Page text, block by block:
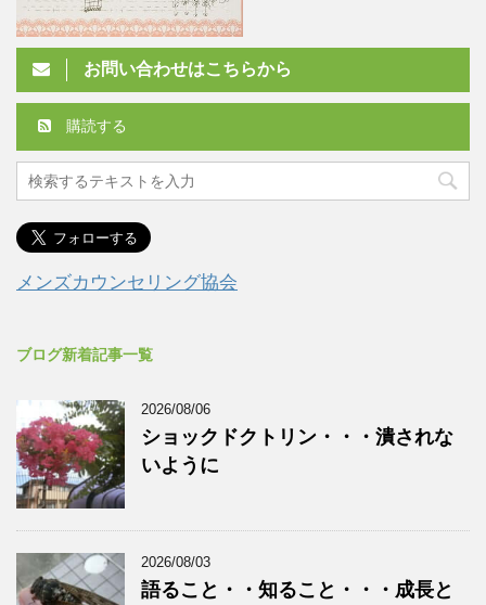
お問い合わせはこちらから
購読する
メンズカウンセリング協会
ブログ新着記事一覧
2026/08/06
ショックドクトリン・・・潰されな
いように
2026/08/03
語ること・・知ること・・・成長と